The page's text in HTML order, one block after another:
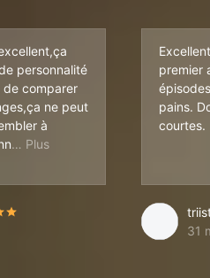
personnalité
de comparer
ne peut
à
age d'origine de la série
premier
pains.
courtes.
31